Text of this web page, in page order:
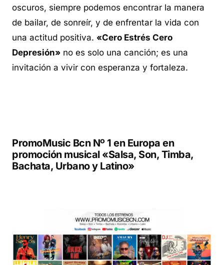
oscuros, siempre podemos encontrar la manera
de bailar, de sonreír, y de enfrentar la vida con
una actitud positiva. «Cero Estrés Cero
Depresión» no es solo una canción; es una
invitación a vivir con esperanza y fortaleza.
PromoMusic Bcn Nº 1 en Europa en
promoción musical «Salsa, Son, Timba,
Bachata, Urbano y Latino»